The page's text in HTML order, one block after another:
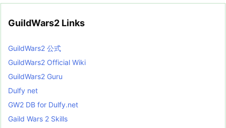
GuildWars2 Links
GuildWars2 公式
GuildWars2 Official Wiki
GuildWars2 Guru
Dulfy net
GW2 DB for Dulfy.net
Gaild Wars 2 Skills